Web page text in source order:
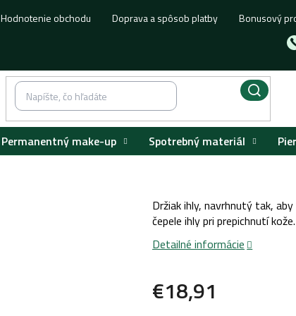
Hodnotenie obchodu Doprava a spôsob platby Bonusový
Permanentný make-up Spotrebný materiál
€18,91
Držiak ihly, navrhnutý tak,
čepele ihly pri prepichnutí kože.
Detailné informácie